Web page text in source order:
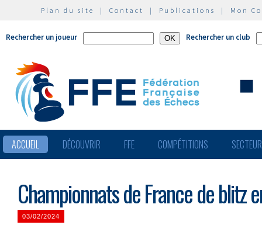
Plan du site | Contact | Publications | Mon
Rechercher un joueur Rechercher un club
ACCUEIL DÉCOUVRIR FFE COMPÉTITIONS
Championnats de France de blitz
03/02/2024